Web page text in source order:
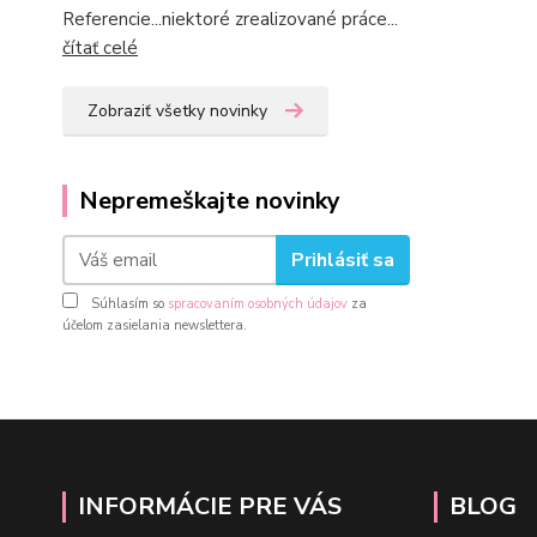
Referencie...niektoré zrealizované práce...
čítať celé
Zobraziť všetky novinky
Nepremeškajte novinky
Prihlásiť sa
Súhlasím so spracovaním osobných údajov za
účelom zasielania newslettera.
INFORMÁCIE PRE VÁS BLOG